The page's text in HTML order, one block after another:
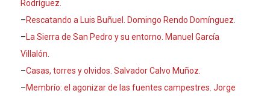
Rodríguez.
–Rescatando a Luis Buñuel. Domingo Rendo Domínguez.
–La Sierra de San Pedro y su entorno. Manuel García
Villalón.
–Casas, torres y olvidos. Salvador Calvo Muñoz.
–Membrío: el agonizar de las fuentes campestres. Jorge